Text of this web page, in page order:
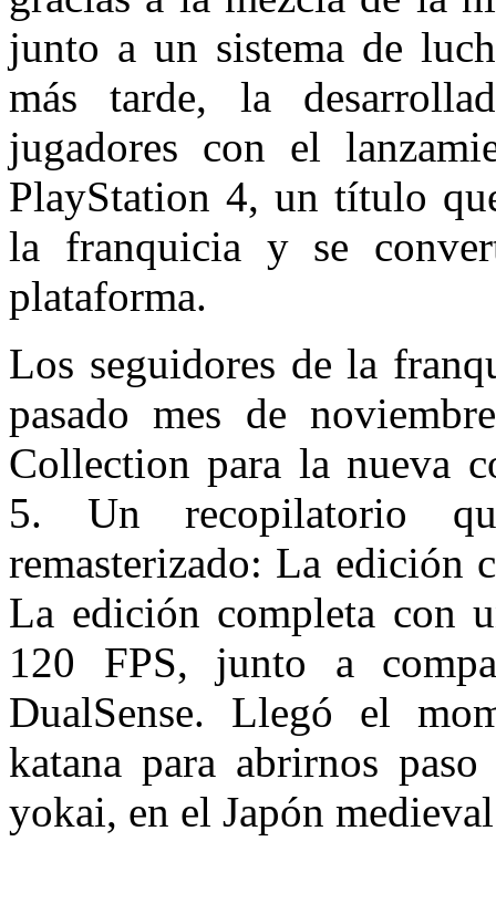
junto a un sistema de
más tarde, la
jugadores con el
PlayStation 4, un título
la franquicia y se
plataforma.
Los seguidores de la
pasado mes de
Collection para la nueva
5. Un recopilatorio
remasterizado: La edición
La edición completa con
120 FPS, junto a
DualSense. Llegó el
katana para abrirnos
yokai, en el Japón